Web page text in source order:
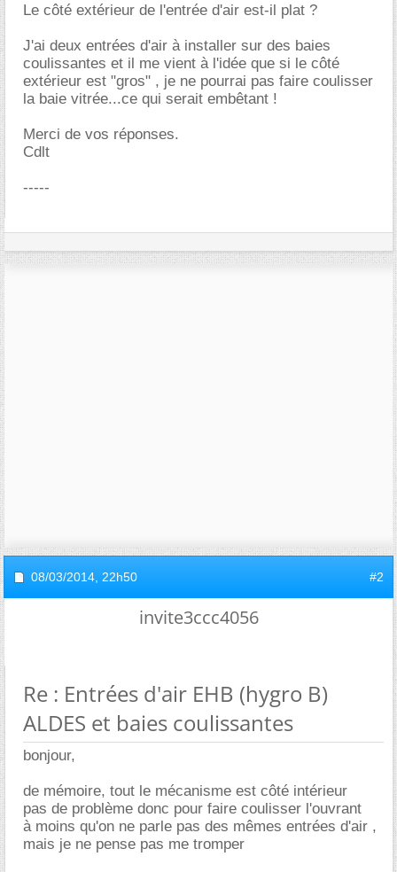
Le côté extérieur de l'entrée d'air est-il plat ?
J'ai deux entrées d'air à installer sur des baies
coulissantes et il me vient à l'idée que si le côté
extérieur est "gros" , je ne pourrai pas faire coulisser
la baie vitrée...ce qui serait embêtant !
Merci de vos réponses.
Cdlt
-----
08/03/2014, 22h50 #2
invite3ccc4056
Re : Entrées d'air EHB (hygro B)
ALDES et baies coulissantes
bonjour,
de mémoire, tout le mécanisme est côté intérieur
pas de problème donc pour faire coulisser l'ouvrant
à moins qu'on ne parle pas des mêmes entrées d'air ,
mais je ne pense pas me tromper